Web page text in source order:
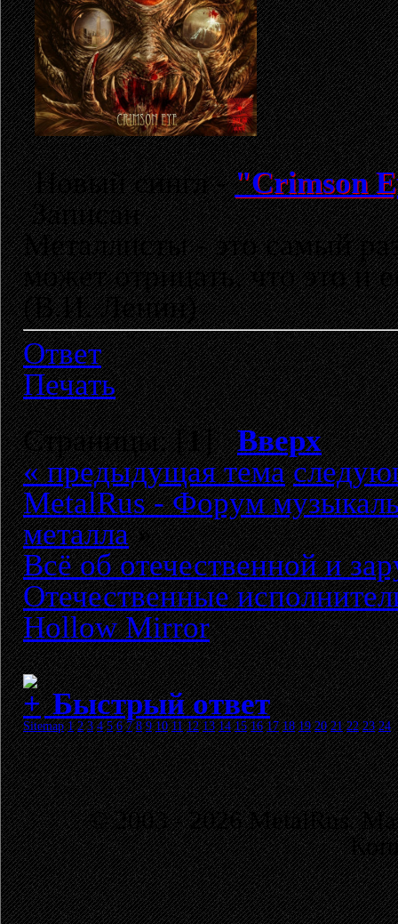
Новый сингл -"Crimson
Записан
Металлисты - это самый
может отрицать, что это и
(В.И. Ленин)
Ответ
Печать
Страницы: [1]Вверх
« предыдущая тема
MetalRus - Форум
металла»
Всё об отечественной и
Отечественные
Hollow Mirror
Быстрый ответ
Sitemap 1 2 3 4 5 6 7 8 9 10 11 12 13 14 15 16 17 18 19 20 21 22 23 24
© 2003 - 2026 MetalRus.